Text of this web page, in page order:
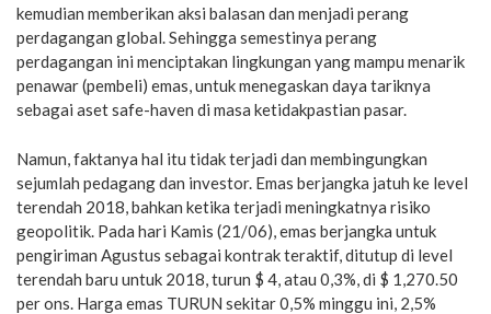
kemudian memberikan aksi balasan dan menjadi perang
perdagangan global. Sehingga semestinya perang
perdagangan ini menciptakan lingkungan yang mampu menarik
penawar (pembeli) emas, untuk menegaskan daya tariknya
sebagai aset safe-haven di masa ketidakpastian pasar.
Namun, faktanya hal itu tidak terjadi dan membingungkan
sejumlah pedagang dan investor. Emas berjangka jatuh ke level
terendah 2018, bahkan ketika terjadi meningkatnya risiko
geopolitik. Pada hari Kamis (21/06), emas berjangka untuk
pengiriman Agustus sebagai kontrak teraktif, ditutup di level
terendah baru untuk 2018, turun $ 4, atau 0,3%, di $ 1,270.50
per ons. Harga emas TURUN sekitar 0,5% minggu ini, 2,5%